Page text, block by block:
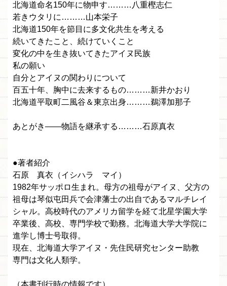
北海道命名150年に物申す………八重樫志仁
若きウタリに………山本栄子
北海道150年を節目に多文化共生を考える
続いてきたこと、続けていくこと
変化の中を生き抜いてきたアイヌ民族
私の願い
自分とアイヌの関わりについて
百五十年、胸中に去来するもの………新井かおり
北海道平取町二風谷＆東京出身………鵜澤加那子
あとがき――物語を継承する………石原真衣
●著者紹介
石原 真衣（イシハラ マイ）
1982年サッポロ生まれ。母方の祖母がアイヌ、父方の
祖母は琴似屯田兵で会津藩士の出自であるマルチレイ
シャル。高校時代のアメリカ留学を経て北星学園大学
卒業後、高校、専門学校で勤務。北海道大学大学院に
進学し博士号取得。
現在、北海道大学アイヌ・先住民研究センター助教
専門は文化人類学。